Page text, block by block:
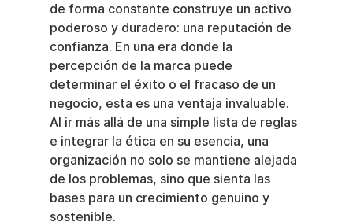
de forma constante construye un activo
poderoso y duradero: una reputación de
confianza. En una era donde la
percepción de la marca puede
determinar el éxito o el fracaso de un
negocio, esta es una ventaja invaluable.
Al ir más allá de una simple lista de reglas
e integrar la ética en su esencia, una
organización no solo se mantiene alejada
de los problemas, sino que sienta las
bases para un crecimiento genuino y
sostenible.